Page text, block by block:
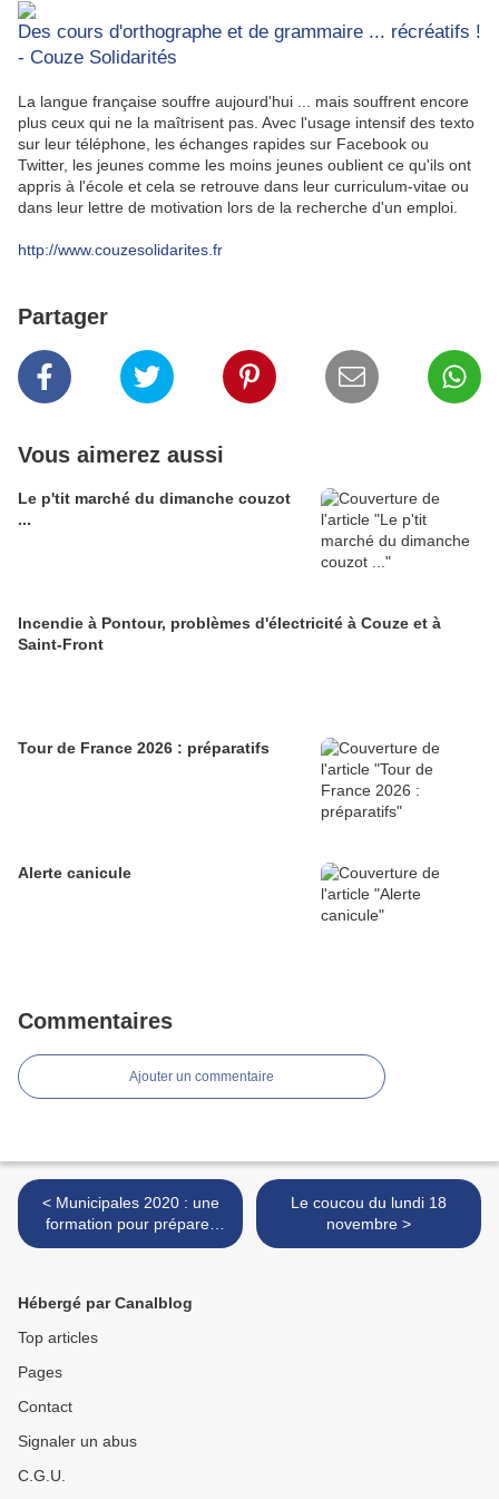
Des cours d'orthographe et de grammaire ... récréatifs !
- Couze Solidarités
La langue française souffre aujourd'hui ... mais souffrent encore
plus ceux qui ne la maîtrisent pas. Avec l'usage intensif des texto
sur leur téléphone, les échanges rapides sur Facebook ou
Twitter, les jeunes comme les moins jeunes oublient ce qu'ils ont
appris à l'école et cela se retrouve dans leur curriculum-vitae ou
dans leur lettre de motivation lors de la recherche d'un emploi.
http://www.couzesolidarites.fr
Partager
Vous aimerez aussi
Le p'tit marché du dimanche couzot
...
Incendie à Pontour, problèmes d'électricité à Couze et à
Saint-Front
Tour de France 2026 : préparatifs
Alerte canicule
Commentaires
Ajouter un commentaire
< Municipales 2020 : une
formation pour préparer
l'avenir
Le coucou du lundi 18
novembre >
Hébergé par Canalblog
Top articles
Pages
Contact
Signaler un abus
C.G.U.